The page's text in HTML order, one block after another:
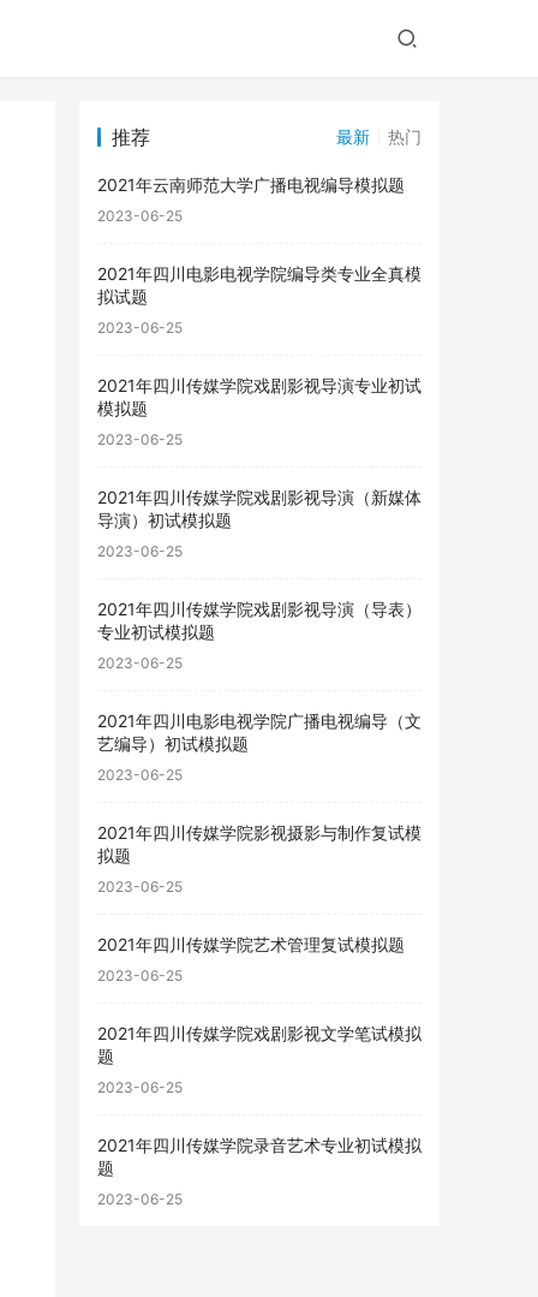
推荐 最新 热门
2021年云南师范大学广播电视编导模拟题
2023-06-25
2021年四川电影电视学院编导类专业全真模
拟试题
2023-06-25
2021年四川传媒学院戏剧影视导演专业初试
模拟题
2023-06-25
2021年四川传媒学院戏剧影视导演（新媒体
导演）初试模拟题
2023-06-25
2021年四川传媒学院戏剧影视导演（导表）
专业初试模拟题
2023-06-25
2021年四川电影电视学院广播电视编导（文
艺编导）初试模拟题
2023-06-25
2021年四川传媒学院影视摄影与制作复试模
拟题
2023-06-25
2021年四川传媒学院艺术管理复试模拟题
2023-06-25
2021年四川传媒学院戏剧影视文学笔试模拟
题
2023-06-25
2021年四川传媒学院录音艺术专业初试模拟
题
2023-06-25